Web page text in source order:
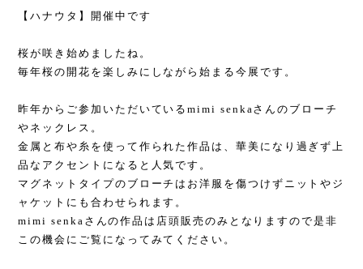
【ハナウタ】開催中です
桜が咲き始めましたね。
毎年桜の開花を楽しみにしながら始まる今展です。
昨年からご参加いただいているmimi senkaさんのブローチ
やネックレス。
金属と布や糸を使って作られた作品は、華美になり過ぎず上
品なアクセントになると人気です。
マグネットタイプのブローチはお洋服を傷つけずニットやジ
ャケットにも合わせられます。
mimi senka さんの作品は店頭販売のみとなりますので是非
この機会にご覧になってみてください。